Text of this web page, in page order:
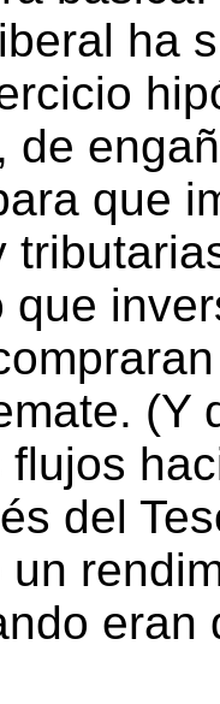
ha
de
que
que
(Y
del
un
eran